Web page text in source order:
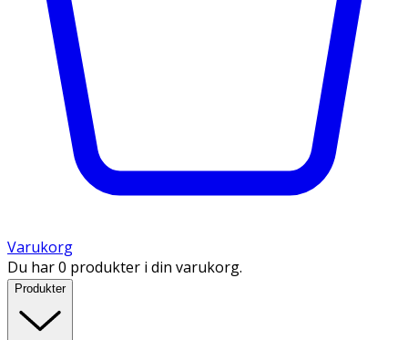
Varukorg
Du har 0 produkter i din varukorg.
Produkter